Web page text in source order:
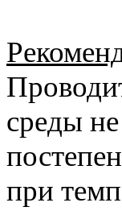
среды
при